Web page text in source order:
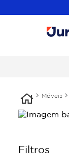
Móveis
Filtros